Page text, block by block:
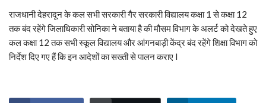
राजधानी देहरादून के कल सभी सरकारी गैर सरकारी विद्यालय कक्षा 1 से कक्षा 12
तक बंद रहेंगे जिलाधिकारी सोनिका ने बताया है की मौसम विभाग के अलर्ट को देखते हुए
कल कक्षा 12 तक सभी स्कूल विद्यालय और आंगनबाड़ी केंद्र बंद रहेंगे शिक्षा विभाग को
निर्देश दिए गए हैं कि इन आदेशों का सख्ती से पालन कराए I